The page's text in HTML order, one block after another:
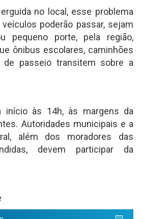
no local, esse problema
poderão passar, sejam
pequeno porte, pela região,
ônibus escolares, caminhões
passeio transitem sobre a
início às 14h, às margens da
Autoridades municipais e a
além dos moradores das
devem participar da